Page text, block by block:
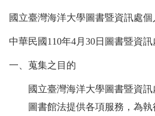
國立臺灣海洋大學圖書暨資訊處
中華民國110年4月30日圖書暨資
一、蒐集之目的
國立臺灣海洋大學圖書暨資
圖書館法提供各項服務，為